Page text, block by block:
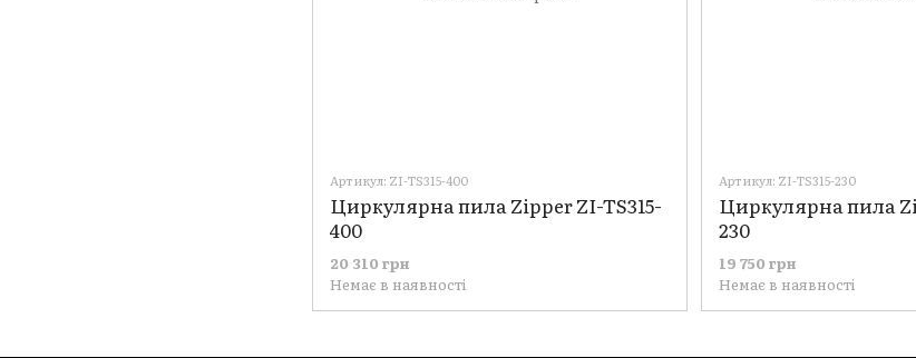
Артикул: ZI-TS315-400
Циркулярна пила Zipper ZI-TS315-
400
20 310 грн
Немає в наявності
Артикул: ZI-TS315-230
Циркулярна пила
230
19 750 грн
Немає в наявності